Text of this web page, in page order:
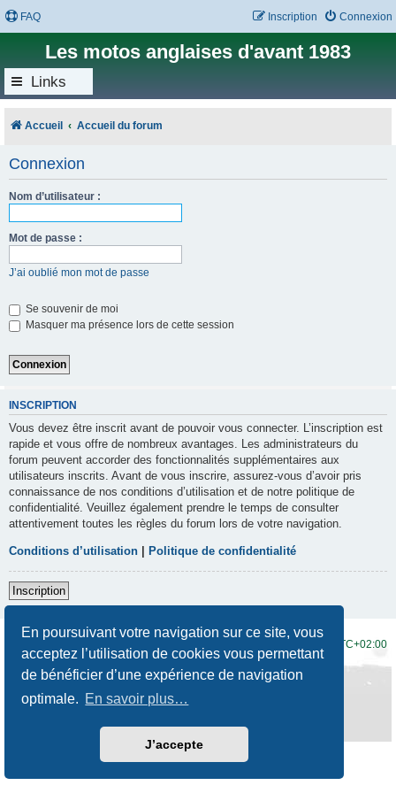
En poursuivant votre navigation sur ce site, vous
acceptez l’utilisation de cookies vous permettant
de bénéficier d’une expérience de navigation
optimale. En savoir plus…
J’accepte
FAQ Connexion
Inscription
Les motos anglaises d'avant 1983
Links
Accueil Accueil du forum
Connexion
Nom d’utilisateur :
Mot de passe :
J’ai oublié mon mot de passe
Se souvenir de moi
Masquer ma présence lors de cette session
INSCRIPTION
Vous devez être inscrit avant de pouvoir vous connecter. L’inscription est
rapide et vous offre de nombreux avantages. Les administrateurs du
forum peuvent accorder des fonctionnalités supplémentaires aux
utilisateurs inscrits. Avant de vous inscrire, assurez-vous d’avoir pris
connaissance de nos conditions d’utilisation et de notre politique de
confidentialité. Veuillez également prendre le temps de consulter
attentivement toutes les règles du forum lors de votre navigation.
Conditions d’utilisation Politique de confidentialité
Inscription
UTC+02:00
Développé par phpBB® Forum Software © phpBB Limited
Traduction française officielle
Prosilver New Edition
Confidentialité|Conditions